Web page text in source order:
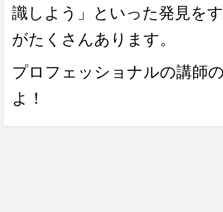
識しよう」といった発見を
がたくさんあります。
プロフェッショナルの講師
よ！